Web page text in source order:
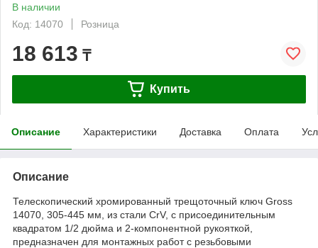
В наличии
Код: 14070
Розница
18 613 ₸
Купить
Описание Характеристики Доставка Оплата
Описание
Телескопический хромированный трещоточный ключ Gross
14070, 305-445 мм, из стали CrV, с присоединительным
квадратом 1/2 дюйма и 2-компонентной рукояткой,
предназначен для монтажных работ с резьбовыми